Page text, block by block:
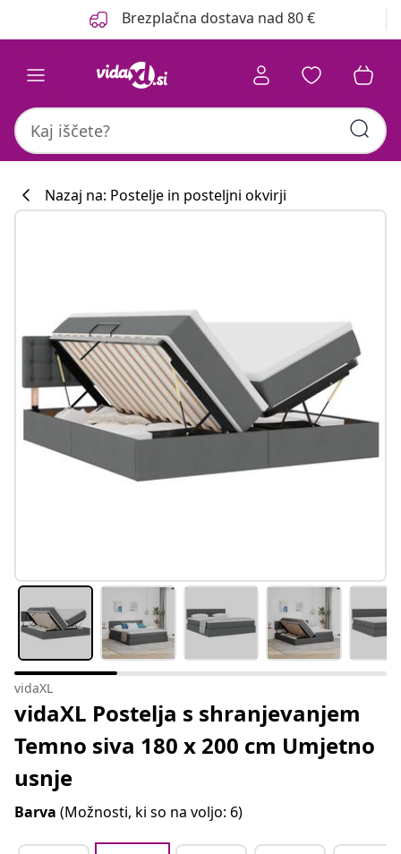
Brezplačna dostava nad 80 €
Nazaj na: Postelje in posteljni okvirji
vidaXL
vidaXL Postelja s shranjevanjem
Temno siva 180 x 200 cm Umjetno
usnje
Barva (Možnosti, ki so na voljo: 6)